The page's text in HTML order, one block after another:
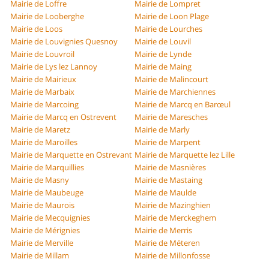
Mairie de Loffre
Mairie de Lompret
Mairie de Looberghe
Mairie de Loon Plage
Mairie de Loos
Mairie de Lourches
Mairie de Louvignies Quesnoy
Mairie de Louvil
Mairie de Louvroil
Mairie de Lynde
Mairie de Lys lez Lannoy
Mairie de Maing
Mairie de Mairieux
Mairie de Malincourt
Mairie de Marbaix
Mairie de Marchiennes
Mairie de Marcoing
Mairie de Marcq en Barœul
Mairie de Marcq en Ostrevent
Mairie de Maresches
Mairie de Maretz
Mairie de Marly
Mairie de Maroilles
Mairie de Marpent
Mairie de Marquette en Ostrevant Mairie de Marquette lez Lille
Mairie de Marquillies
Mairie de Masnières
Mairie de Masny
Mairie de Mastaing
Mairie de Maubeuge
Mairie de Maulde
Mairie de Maurois
Mairie de Mazinghien
Mairie de Mecquignies
Mairie de Merckeghem
Mairie de Mérignies
Mairie de Merris
Mairie de Merville
Mairie de Méteren
Mairie de Millam
Mairie de Millonfosse